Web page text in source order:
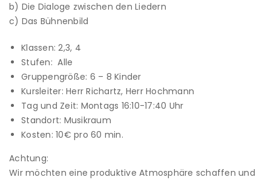
b) Die Dialoge zwischen den Liedern
c) Das Bühnenbild
Klassen: 2,3, 4
Stufen: Alle
Gruppengröße: 6 – 8 Kinder
Kursleiter: Herr Richartz, Herr Hochmann
Tag und Zeit: Montags 16:10-17:40 Uhr
Standort: Musikraum
Kosten: 10€ pro 60 min.
Achtung:
Wir möchten eine produktive Atmosphäre schaffen und